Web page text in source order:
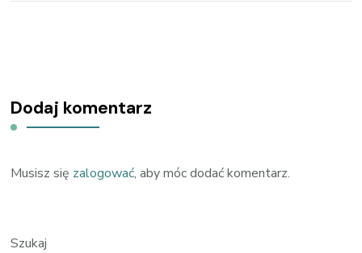
Dodaj komentarz
Musisz się zalogować, aby móc dodać komentarz.
Szukaj